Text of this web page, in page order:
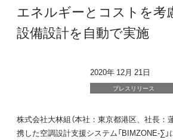
エネルギーとコストを考
設備設計を自動で実施
2020年 12月 21日
プレスリリース
株式会社大林組（本社：東京都港区、社長：
携した空調設計支援システム「BIMZONE-∑